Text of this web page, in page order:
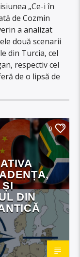
„Ce-i în
de Cozmin
a analizat
două scenarii
din Turcia, cel
respectiv cel
de o lipsă de
0
ȘI
DIN